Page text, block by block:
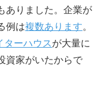
ありました。企業が
例は複数あります。
ターハウスが大量に
資家がいたからで